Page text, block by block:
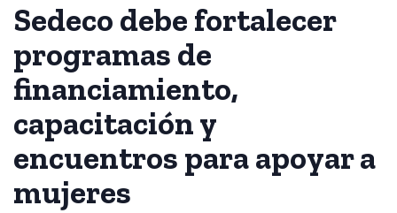
Sedeco debe fortalecer
programas de
financiamiento,
capacitación y
encuentros para apoyar a
mujeres